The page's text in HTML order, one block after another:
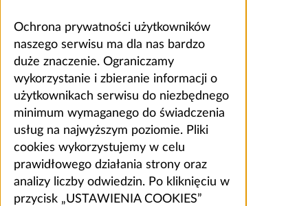
Ochrona prywatności użytkowników
naszego serwisu ma dla nas bardzo
duże znaczenie. Ograniczamy
wykorzystanie i zbieranie informacji o
użytkownikach serwisu do niezbędnego
minimum wymaganego do świadczenia
usług na najwyższym poziomie. Pliki
cookies wykorzystujemy w celu
prawidłowego działania strony oraz
analizy liczby odwiedzin. Po kliknięciu w
przycisk „USTAWIENIA COOKIES”